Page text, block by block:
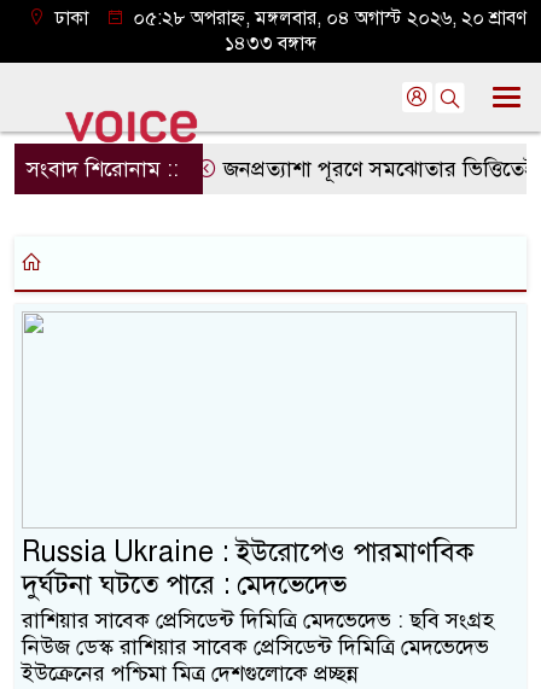
ঢাকা
০৫:২৮ অপরাহ্ন, মঙ্গলবার, ০৪ অগাস্ট ২০২৬, ২০ শ্রাবণ
১৪৩৩ বঙ্গাব্দ
সংবাদ শিরোনাম :: জনপ্রত্যাশা পূরণে সমঝোতার ভিত্তিতেই
Russia Ukraine : ইউরোপেও পারমাণবিক
দুর্ঘটনা ঘটতে পারে : মেদভেদেভ
রাশিয়ার সাবেক প্রেসিডেন্ট দিমিত্রি মেদভেদেভ : ছবি সংগ্রহ
নিউজ ডেস্ক রাশিয়ার সাবেক প্রেসিডেন্ট দিমিত্রি মেদভেদেভ
ইউক্রেনের পশ্চিমা মিত্র দেশগুলোকে প্রচ্ছন্ন